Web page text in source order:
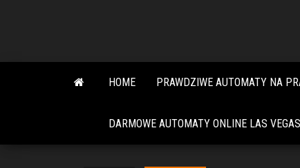
content
HOME PRAWDZIWE AUTOMATY NA
DARMOWE AUTOMATY ONLINE LAS